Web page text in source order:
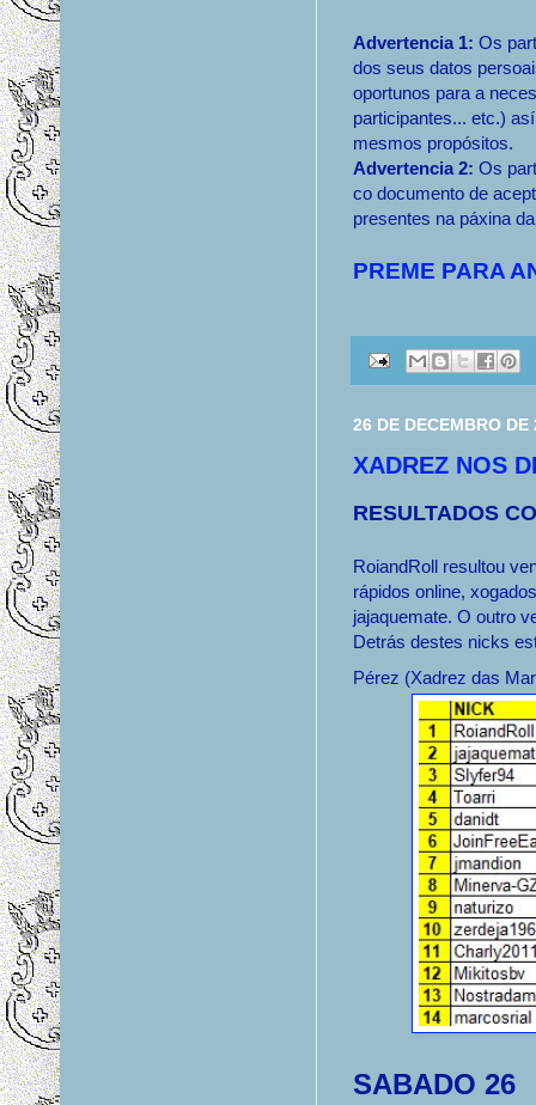
Advertencia 1: Os
dos seus datos
oportunos para a
participantes... etc.)
mesmos propósitos.
Advertencia 2: Os
co documento de
presentes na páxina
PREME PARA
26 DE DECEMBRO DE
XADREZ NOS
RESULTADOS
RoiandRoll resultou
rápidos online,
jajaquemate. O outro
Detrás destes nicks
Pérez (Xadrez das
SABADO 26